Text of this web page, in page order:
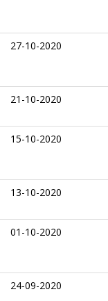
27-10-2020
21-10-2020
15-10-2020
13-10-2020
01-10-2020
24-09-2020